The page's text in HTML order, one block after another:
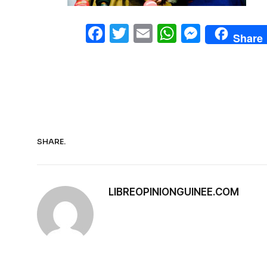
Facebook
Twitter
Email Share
SHARE.
LIBREOPINIONGUINEE.COM